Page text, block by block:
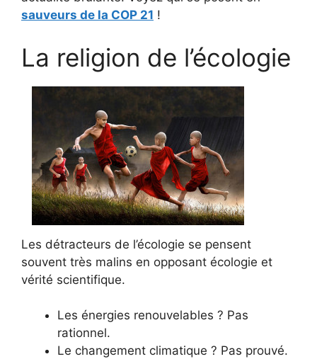
sauveurs de la COP 21 !
La religion de l’écologie
Les détracteurs de l’écologie se pensent
souvent très malins en opposant écologie et
vérité scientifique.
Les énergies renouvelables ? Pas
rationnel.
Le changement climatique ? Pas prouvé.